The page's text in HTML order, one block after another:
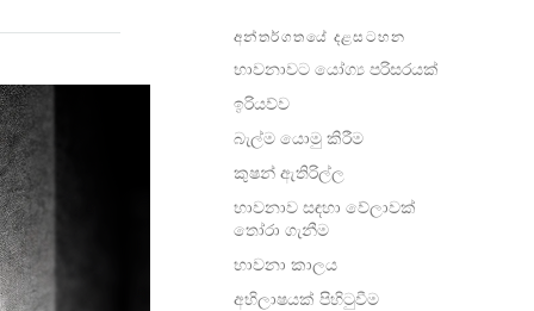
අන්තර්ගතයේ දළසටහන
භාවනාවට යෝග්‍ය පරිසරයක්
ඉරියව්ව
බැල්ම යොමු කිරීම
කුෂන් ඇතිරිල්ල
භාවනාව සඳ‍හා වේලාවක්
තෝරා ගැනීම
භාවනා කාලය
අභිලාෂයක් පිහිටුවීම